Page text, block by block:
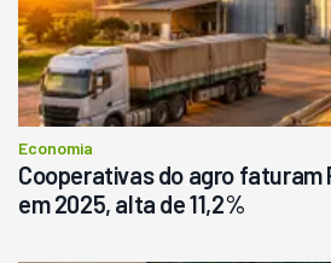
Economia
Cooperativas do agro faturam
em 2025, alta de 11,2%